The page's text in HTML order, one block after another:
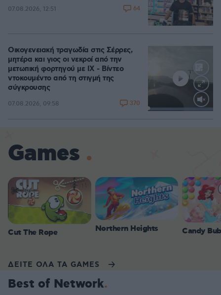
07.08.2026, 12:51 64
Loaded:
Οικογενειακή τραγωδία στις Σέρρες,
μητέρα και γιος οι νεκροί από την
μετωπική φορτηγού με ΙΧ - Βίντεο
ντοκουμέντο από τη στιγμή της
σύγκρουσης
07.08.2026, 09:58 370
Games
Cut The Rope Northern Heights Candy
ΔΕΙΤΕ ΟΛΑ ΤΑ GAMES
Best of Network